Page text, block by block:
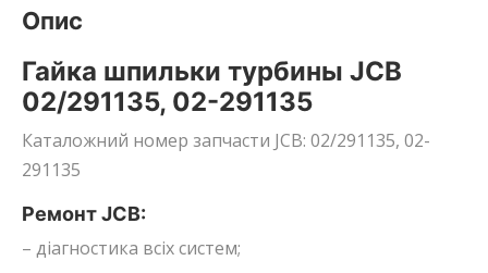
Опис
Гайка шпильки турбины JCB
02/291135, 02-291135
Каталожний номер запчасти JCB: 02/291135, 02-
291135
Ремонт JCB:
– діагностика всіх систем;